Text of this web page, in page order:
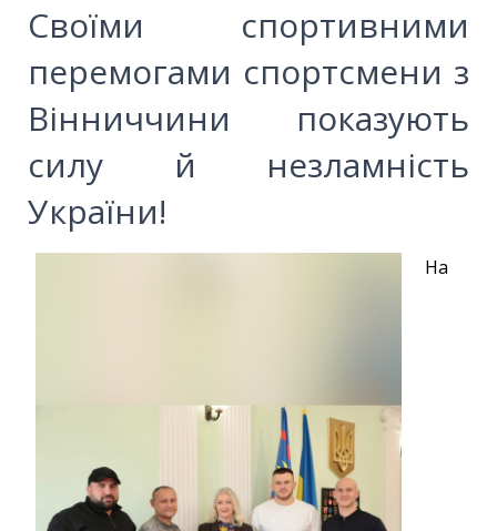
Своїми спортивними
перемогами спортсмени з
Вінниччини показують
силу й незламність
України!
На